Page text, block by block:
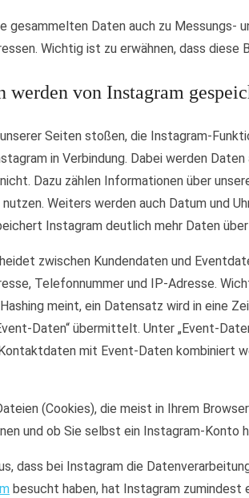
gesammelten Daten auch zu Messungs-
Wichtig ist zu erwähnen, dass
werden von Instagram
Seiten stoßen, die Instagram-
in Verbindung. Dabei werden
Dazu zählen Informationen über
Weiters werden auch Datum und
Instagram deutlich mehr Daten über
zwischen Kundendaten und
Telefonnummer und IP-Adresse.
Hashing meint, ein Datensatz wird in eine
Daten“ übermittelt. Unter „Event-
mit Event-Daten kombiniert
(Cookies), die meist in Ihrem
und ob Sie selbst ein Instagram-Konto
dass bei Instagram die
besucht haben, hat Instagram zumindest